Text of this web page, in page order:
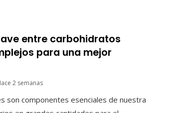
entre carbohidratos
para una mejor
2 semanas
son componentes esenciales de nuestra